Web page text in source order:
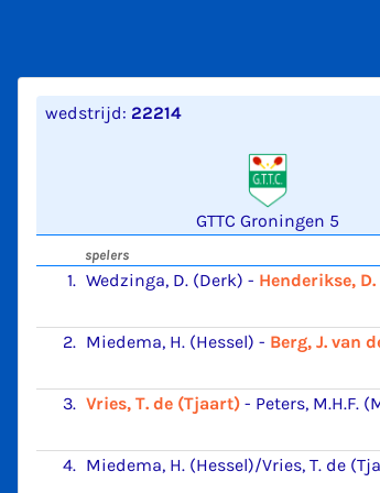
wedstrijd: 22214
GTTC Groningen 5
spelers
1. Wedzinga, D. (Derk) - Henderikse,
2. Miedema, H. (Hessel) - Berg, J. van
3. Vries, T. de (Tjaart) - Peters, M.H.F.
4. Miedema, H. (Hessel)/Vries, T. de